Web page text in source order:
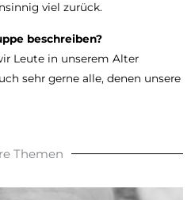
viel zurück.
beschreiben?
Leute in unserem Alter
sehr gerne alle, denen unsere
Themen